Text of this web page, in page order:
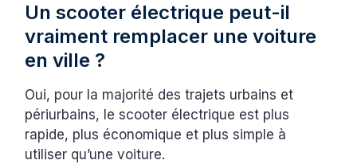
Un scooter électrique peut-il
vraiment remplacer une voiture
en ville ?
Oui, pour la majorité des trajets urbains et
périurbains, le scooter électrique est plus
rapide, plus économique et plus simple à
utiliser qu’une voiture.